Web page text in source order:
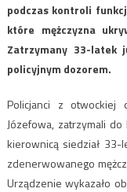
podczas kontroli
które mężczyzna
Zatrzymany 33-latek
policyjnym dozorem.
Policjanci z otwockiej
Józefowa, zatrzymali
kierownicą siedział
zdenerwowanego
Urządzenie wykazało